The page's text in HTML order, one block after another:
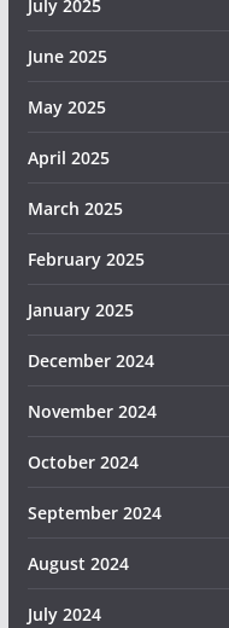
July 2025
June 2025
May 2025
April 2025
March 2025
February 2025
January 2025
December 2024
November 2024
October 2024
September 2024
August 2024
July 2024